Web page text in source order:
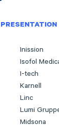
Inission
Isofol
I-tech
Karnell
Linc
Lumi
Midsona